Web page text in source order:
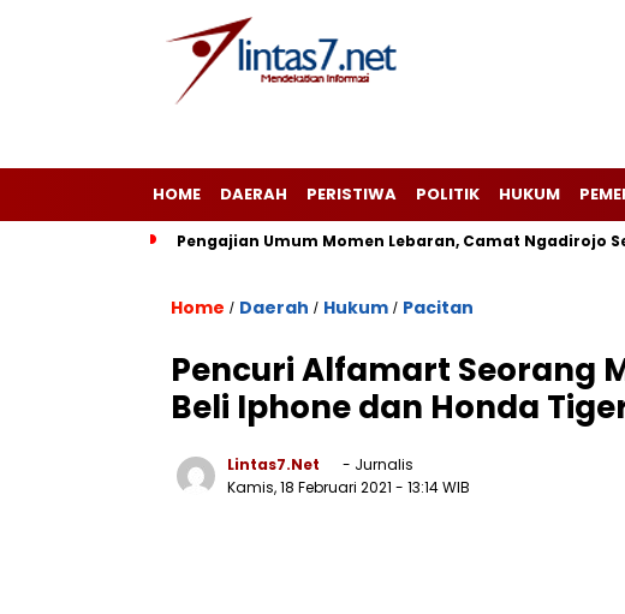
HOME DAERAH PERISTIWA POLITIK HUKUM
Pengajian Umum Momen Lebaran, Camat Ngadirojo
Home / Daerah / Hukum / Pacitan
Pencuri Alfamart Seorang
Beli Iphone dan Honda
Lintas7.net
- Jurnalis
Kamis, 18 Februari 2021 - 13:14 WIB